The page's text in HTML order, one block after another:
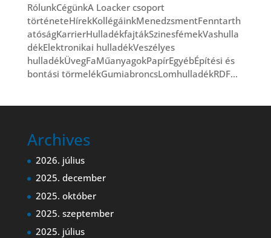
RólunkCégünkA Loacker csoport
történeteHírekKollégáinkMenedzsmentFenntarth
atóságKarrierHulladékfajtákSzinesfémekVashulla
dékElektronikai hulladékVeszélyes
hulladékÜvegFaMűanyagokPapírEgyébÉpítési és
bontási törmelékGumiabroncsLomhulladékRDF...
Archives
2026. július
2025. december
2025. október
2025. szeptember
2025. július